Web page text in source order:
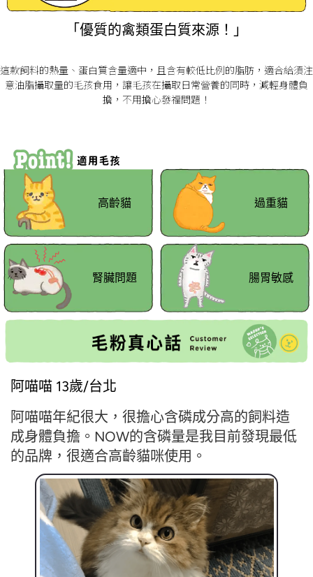
「優質的禽類蛋白質來源！」
這款飼料的熱量、蛋白質含量適中，且含有較低比例的脂肪，適合給須注
意油脂攝取量的毛孩食用，讓毛孩在攝取日常營養的同時，減輕身體負
擔，不用擔心發福問題！
高齡貓 過重貓
腎臟問題 腸胃敏感
阿喵喵 13歲/台北
阿喵喵年紀很大，很擔心含磷成分高的飼料造
成身體負擔。NOW的含磷量是我目前發現最低
的品牌，很適合高齡貓咪使用。